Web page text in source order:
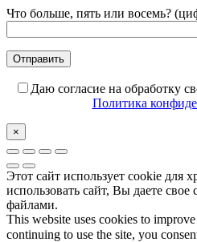
Что больше, пять или восемь?
Даю согласие на обработку
Политика
×
Этот сайт использует cookie для
использовать сайт, Вы даете свое
файлами.
This website uses cookies to
continuing to use the site, you